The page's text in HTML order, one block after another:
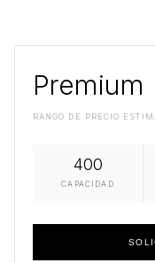
Premium
RANGO DE PRECIO
400
CAPACIDAD